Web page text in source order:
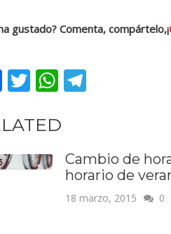
gustado? Comenta, compártelo,¡
Facebook
TwitterWhatsApp
Cambio de
horario de
18 marzo, 2015 0